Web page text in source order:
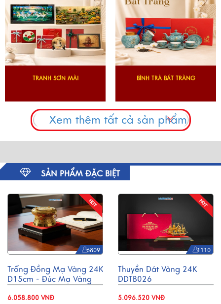
TRANH SƠN MÀI BÌNH TRÀ BÁT TRÀNG
Xem thêm tất cả sản phẩm
SẢN PHẨM ĐẶC BIỆT
6809
Trống Đồng Mạ Vàng 24K
D15cm - Đúc Mạ Vàng
6.058.800 VNĐ
1110
Thuyền Dát Vàng 24K
DDTB026
5.096.520 VNĐ